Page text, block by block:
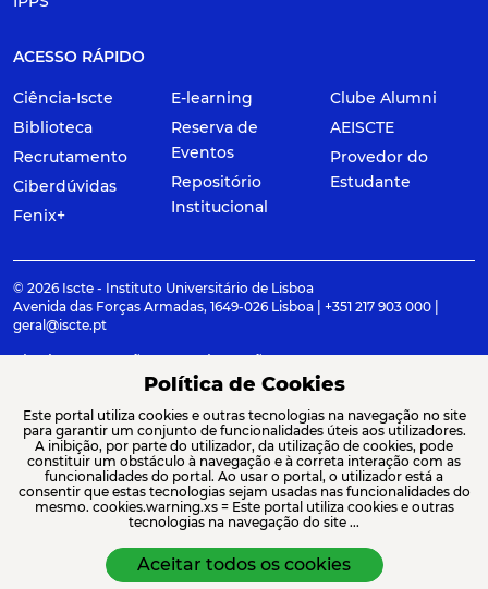
ACESSO RÁPIDO
Ciência-Iscte
Biblioteca
Recrutamento
Ciberdúvidas
Fenix+
E-learning
Reserva de
Eventos
Repositório
Institucional
Clube Alumni
AEISCTE
Provedor do
Estudante
© 2026 Iscte - Instituto Universitário de Lisboa
Avenida das Forças Armadas, 1649-026 Lisboa | +351 217 903 000 |
geral@iscte.pt
Elogios, Sugestões e Reclamações
Termos e condições
Canal de denúncia
ACREDITAÇÕES E ASSOCIAÇÕES
Política de Cookies
Este portal utiliza cookies e outras tecnologias na navegação no site
para garantir um conjunto de funcionalidades úteis aos utilizadores.
A inibição, por parte do utilizador, da utilização de cookies, pode
constituir um obstáculo à navegação e à correta interação com as
funcionalidades do portal. Ao usar o portal, o utilizador está a
consentir que estas tecnologias sejam usadas nas funcionalidades do
mesmo. cookies.warning.xs = Este portal utiliza cookies e outras
tecnologias na navegação do site ...
Aceitar todos os cookies